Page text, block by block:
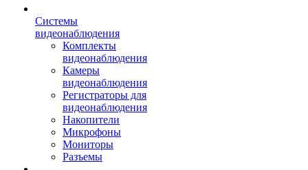
Системы
видеонаблюдения
Комплекты
видеонаблюдения
Камеры
видеонаблюдения
Регистраторы для
видеонаблюдения
Накопители
Микрофоны
Мониторы
Разъемы